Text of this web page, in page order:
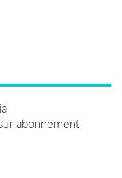
abonnement